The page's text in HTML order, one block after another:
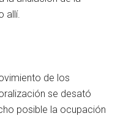
allí.
de los
se desató
posible la ocupación